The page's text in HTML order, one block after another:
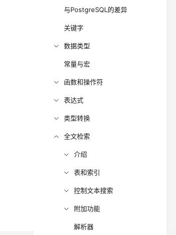
与PostgreSQL的差异
关键字
数据类型
常量与宏
函数和操作符
表达式
类型转换
全文检索
介绍
表和索引
控制文本搜索
附加功能
解析器